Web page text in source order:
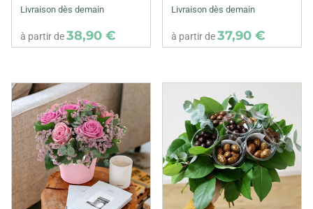
Livraison dès demain
à partir de38,90 €
Livraison dès demain
à partir de37,90 €